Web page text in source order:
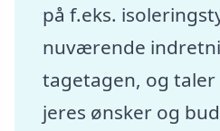
på f.eks.
nuværende
tagetagen, og taler
jeres ønsker og